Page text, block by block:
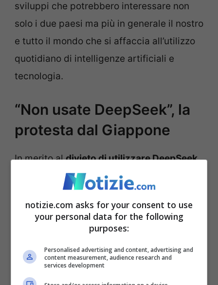
sviluppi che potrebbero interessare non
solo i due paesi ma più in generale il nostro
e tutto il mondo che si affaccia all’utilizzo
quotidiano di intelligenze artificiali e
tecnologia.
“Non usate DeepSeek”, la
protesta dal Giappone
In merito aldivieto di utilizzare DeepSeek
nei ministeri, Yoshimasa Hayashi ha
specificato:“I ministeri e le istituzioni
competenti che si occupano di questo
problema lavoreranno insieme per andare
ad affrontare la questione delle
intelligenze artificiali compresa l’app
DeepSeek”.
notizie.com asks for your consent to use
your personal data for the following
purposes:
Personalised advertising and content, advertising and
content measurement, audience research and
services development